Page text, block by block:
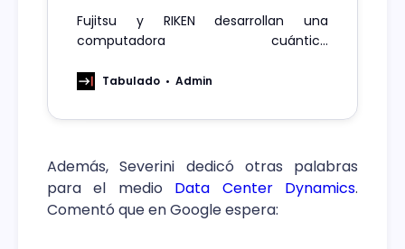
Fujitsu y RIKEN desarrollan una
computadora cuántica
impulsan la primera plataforma híbrida
Tabulado Admin
Además, Severini dedicó otras palabras
para el medio Data Center Dynamics.
Comentó que en Google espera: